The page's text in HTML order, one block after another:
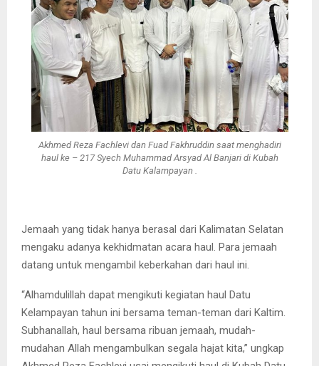
Akhmed Reza Fachlevi dan Fuad Fakhruddin saat menghadiri
haul ke – 217 Syech Muhammad Arsyad Al Banjari di Kubah
Datu Kalampayan .
Jemaah yang tidak hanya berasal dari Kalimatan Selatan
mengaku adanya kekhidmatan acara haul. Para jemaah
datang untuk mengambil keberkahan dari haul ini.
“Alhamdulillah dapat mengikuti kegiatan haul Datu
Kelampayan tahun ini bersama teman-teman dari Kaltim.
Subhanallah, haul bersama ribuan jemaah, mudah-
mudahan Allah mengambulkan segala hajat kita,” ungkap